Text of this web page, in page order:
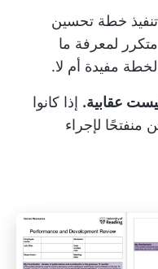
تنفيذ خطة تحسين
لمعرفة ما
مفيدة أم لا.
عقابية. إذا كانوا
لإجراء